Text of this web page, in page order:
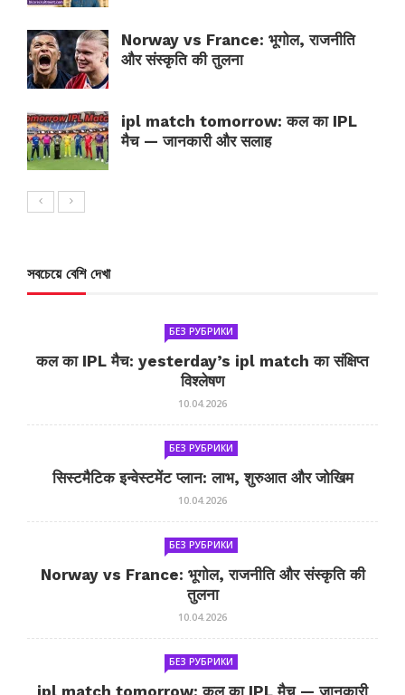
Norway vs France: भूगोल, राजनीति
और संस्कृति की तुलना
ipl match tomorrow: कल का IPL
मैच — जानकारी और सलाह
সবচেয়ে বেশি দেখা
БЕЗ РУБРИКИ
कल का IPL मैच: yesterday’s ipl match का संक्षिप्त
विश्लेषण
10.04.2026
БЕЗ РУБРИКИ
सिस्टमैटिक इन्वेस्टमेंट प्लान: लाभ, शुरुआत और जोखिम
10.04.2026
БЕЗ РУБРИКИ
Norway vs France: भूगोल, राजनीति और संस्कृति की
तुलना
10.04.2026
БЕЗ РУБРИКИ
ipl match tomorrow: कल का IPL मैच — जानकारी